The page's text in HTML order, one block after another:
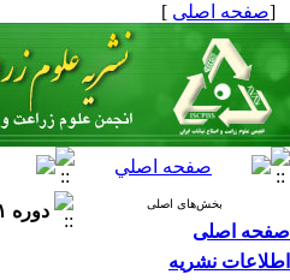
[صفحه اصلی ]
بخش‌های اصلی
صفحه اصلی
اطلاعات نشریه
دوره ۱۱، شماره ۲ - ( تابستان ۱۳۸۸ )